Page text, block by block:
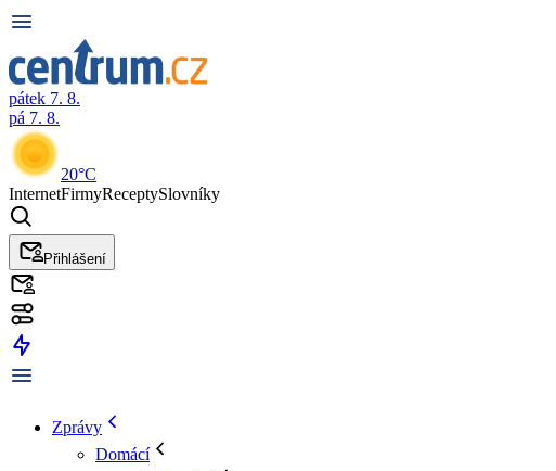
pátek 7. 8.
pá 7. 8.
20°C
InternetFirmyReceptySlovníky
Přihlášení
Zprávy
Domácí